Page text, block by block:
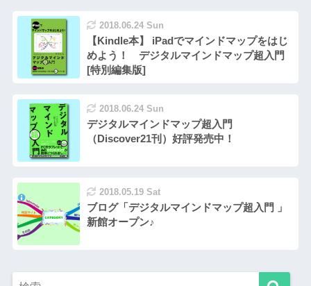
2018.06.24 Sun
【Kindle本】 iPadでマインドマップをはじ
めよう！ デジタルマインドマップ超入門
[特別編集版]
2018.06.24 Sun
デジタルマインドマップ超入門
（Discover21刊）好評発売中！
2018.05.19 Sat
ブログ「デジタルマインドマップ超入門 」
新館オープン♪